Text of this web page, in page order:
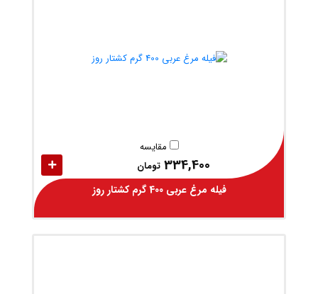
مقایسه
334,400 تومان
فیله مرغ عربی 400 گرم کشتار روز